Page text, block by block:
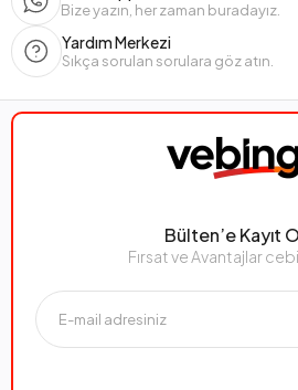
Bize yazın, her zaman buradayız.
Yardım Merkezi
Sıkça sorulan sorulara göz atın.
Bülten’e Kayıt
Fırsat ve Avantajlar